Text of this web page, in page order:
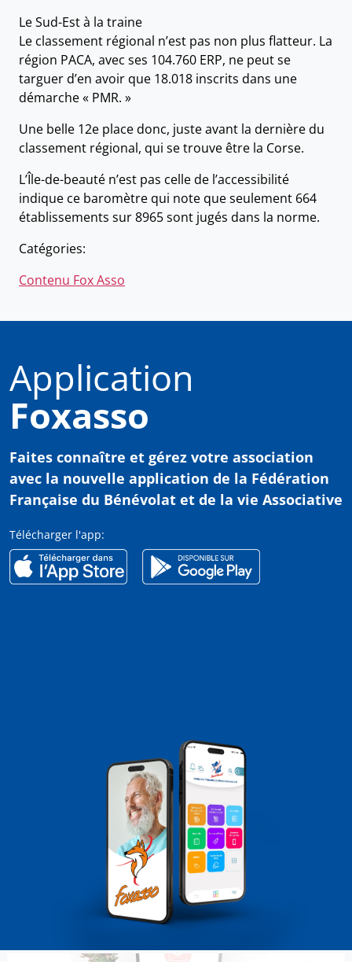
Le Sud-Est à la traine
Le classement régional n’est pas non plus flatteur. La
région PACA, avec ses 104.760 ERP, ne peut se
targuer d’en avoir que 18.018 inscrits dans une
démarche « PMR. »
Une belle 12e place donc, juste avant la dernière du
classement régional, qui se trouve être la Corse.
L’Île-de-beauté n’est pas celle de l’accessibilité
indique ce baromètre qui note que seulement 664
établissements sur 8965 sont jugés dans la norme.
Catégories:
Contenu Fox Asso
Application
Foxasso
Faites connaître et gérez votre association
avec la nouvelle application de la Fédération
Française du Bénévolat et de la vie Associative
Télécharger l'app: